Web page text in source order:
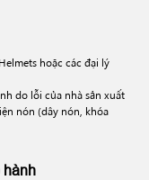
hoặc các đại lý
do lỗi của nhà sản xuất
nón (dây nón, khóa
hành